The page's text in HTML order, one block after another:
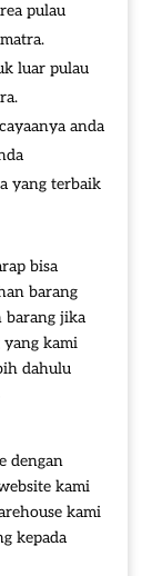
pulau
luar pulau
anda
yang terbaik
bisa
barang
barang jika
yang kami
dahulu
dengan
kami
kami
kepada